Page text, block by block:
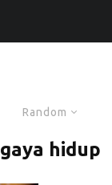
Random
gaya hidup